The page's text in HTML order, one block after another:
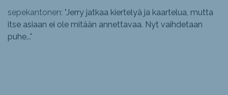
sepekantonen: "Jerry jatkaa kiertelyä ja kaartelua, mutta
itse asiaan ei ole mitään annettavaa. Nyt vaihdetaan
puhe..."